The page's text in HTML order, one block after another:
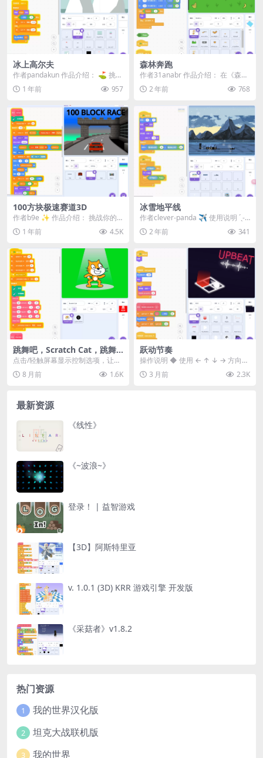
冰上高尔夫
作者pandakun 作品介绍： ⛳️ 挑战
《冰上高尔夫》！⛳️在这款冰面上
的高...1 年前 957
森林奔跑
作者31anabr 作品介绍： 在《森林
奔跑 (Forest Run)》中，玩家...
2 年前 768
100方块极速赛道3D
作者b9e ✨ 作品介绍： 挑战你的
驾驶极限，在高速3D赛道上狂飙！
🏁《100...
1 年前 4.5K
冰雪地平线
作者clever-panda ✈ 使用说明 ˊˎ- ▸
点击绿色旗帜开始！ ▸ ...
2 年前 341
跳舞吧，Scratch Cat，跳舞
吧！
点击/轻触屏幕显示控制选项，让你
可以控制 Scratch Cat 的舞蹈动
作。 ...
8 月前 1.6K
跃动节奏
操作说明 ◆ 使用 ← ↑ ↓ → 方向键
移动 ◆ 躲避红色光脉冲，随着难度
逐渐...3 月前 2.3K
最新资源
《线性》
《~波浪~》
登录！ | 益智游戏
【3D】阿斯特里亚
v. 1.0.1 (3D) KRR 游戏引擎 开发版
《采菇者》v1.8.2
热门资源
1 我的世界汉化版
2 坦克大战联机版
3 我的世界